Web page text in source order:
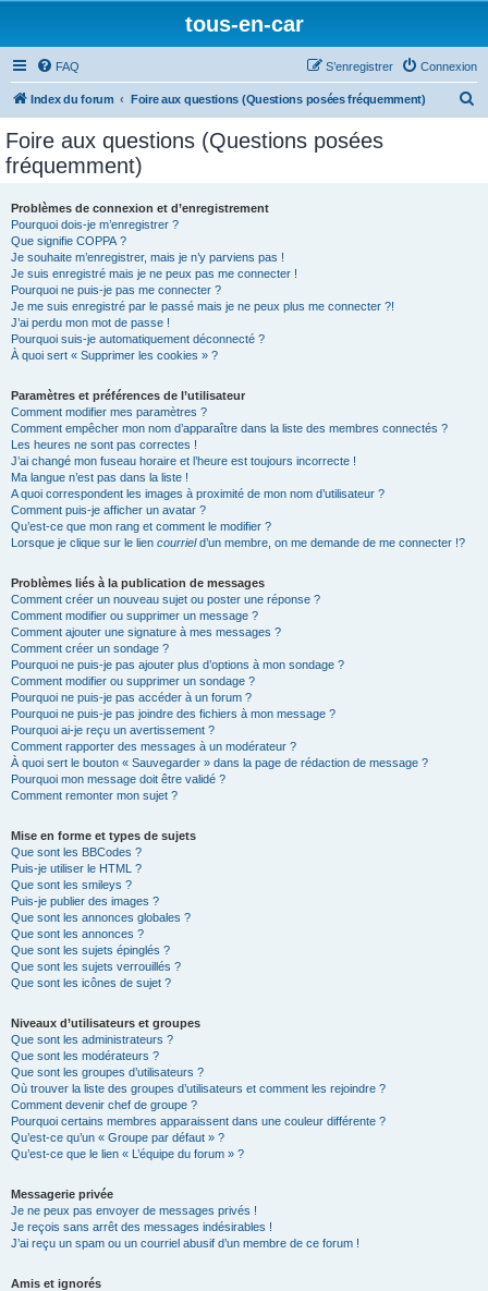
tous-en-car
FAQ Connexion
S’enregistrer
Index du forum Foire aux questions (Questions posées fréquemment)
Foire aux questions (Questions posées
fréquemment)
Problèmes de connexion et d’enregistrement
Pourquoi dois-je m’enregistrer ?
Que signifie COPPA ?
Je souhaite m’enregistrer, mais je n’y parviens pas !
Je suis enregistré mais je ne peux pas me connecter !
Pourquoi ne puis-je pas me connecter ?
Je me suis enregistré par le passé mais je ne peux plus me connecter ?!
J’ai perdu mon mot de passe !
Pourquoi suis-je automatiquement déconnecté ?
À quoi sert « Supprimer les cookies » ?
Paramètres et préférences de l’utilisateur
Comment modifier mes paramètres ?
Comment empêcher mon nom d’apparaître dans la liste des membres connectés ?
Les heures ne sont pas correctes !
J’ai changé mon fuseau horaire et l’heure est toujours incorrecte !
Ma langue n’est pas dans la liste !
A quoi correspondent les images à proximité de mon nom d’utilisateur ?
Comment puis-je afficher un avatar ?
Qu’est-ce que mon rang et comment le modifier ?
Lorsque je clique sur le lien courrield’un membre, on me demande de me connecter !?
Problèmes liés à la publication de messages
Comment créer un nouveau sujet ou poster une réponse ?
Comment modifier ou supprimer un message ?
Comment ajouter une signature à mes messages ?
Comment créer un sondage ?
Pourquoi ne puis-je pas ajouter plus d’options à mon sondage ?
Comment modifier ou supprimer un sondage ?
Pourquoi ne puis-je pas accéder à un forum ?
Pourquoi ne puis-je pas joindre des fichiers à mon message ?
Pourquoi ai-je reçu un avertissement ?
Comment rapporter des messages à un modérateur ?
À quoi sert le bouton « Sauvegarder » dans la page de rédaction de message ?
Pourquoi mon message doit être validé ?
Comment remonter mon sujet ?
Mise en forme et types de sujets
Que sont les BBCodes ?
Puis-je utiliser le HTML ?
Que sont les smileys ?
Puis-je publier des images ?
Que sont les annonces globales ?
Que sont les annonces ?
Que sont les sujets épinglés ?
Que sont les sujets verrouillés ?
Que sont les icônes de sujet ?
Niveaux d’utilisateurs et groupes
Que sont les administrateurs ?
Que sont les modérateurs ?
Que sont les groupes d’utilisateurs ?
Où trouver la liste des groupes d’utilisateurs et comment les rejoindre ?
Comment devenir chef de groupe ?
Pourquoi certains membres apparaissent dans une couleur différente ?
Qu’est-ce qu’un « Groupe par défaut » ?
Qu’est-ce que le lien « L’équipe du forum » ?
Messagerie privée
Je ne peux pas envoyer de messages privés !
Je reçois sans arrêt des messages indésirables !
J’ai reçu un spam ou un courriel abusif d’un membre de ce forum !
Amis et ignorés